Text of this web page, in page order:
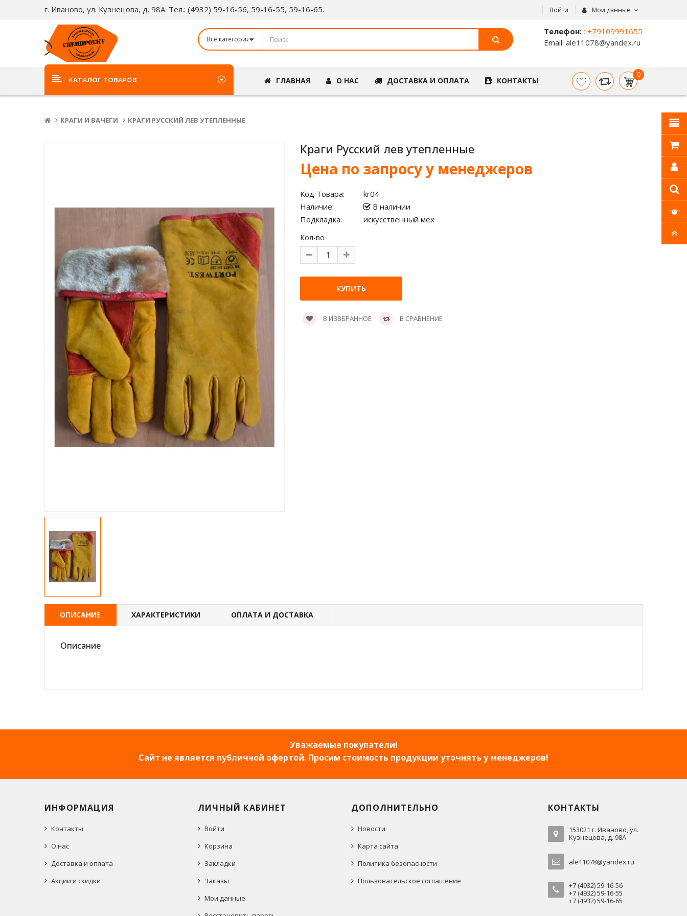
г. Иваново, ул. Кузнецова, д. 98А. Тел.: (4932) 59-16-56, 59-16-55, 59-16-65. Войти Мои данные
Телефон: : +79109991655
Email: ale11078@yandex.ru
КАТАЛОГ ТОВАРОВ ГЛАВНАЯ О НАС ДОСТАВКА И ОПЛАТА КОНТАКТЫ
0
item(s)
- 0
КРАГИ И ВАЧЕГИ КРАГИ РУССКИЙ ЛЕВ УТЕПЛЕННЫЕ
Краги Русский лев утепленные
Цена по запросу у менеджеров
Код Товара:
kr04
Наличие:
В наличии
Подкладка:
искусственный мех
Кол-во
В ИЗВБРАННОЕ В СРАВНЕНИЕ
ОПИСАНИЕ ХАРАКТЕРИСТИКИ ОПЛАТА И ДОСТАВКА
Описание
Уважаемые покупатели!
Сайт не является публичной офертой. Просим стоимость продукции уточнять у менеджеров!
ИНФОРМАЦИЯ
Контакты
О нас
Доставка и оплата
Акции и скидки
ЛИЧНЫЙ КАБИНЕТ
Войти
Корзина
Закладки
Заказы
Мои данные
ДОПОЛНИТЕЛЬНО
Новости
Карта сайта
Политика безопасности
Пользовательское соглашение
КОНТАКТЫ
153021 г. Иваново, ул.
Кузнецова, д. 98А
ale11078@yandex.ru
+7 (4932) 59-16-56
+7 (4932) 59-16-55
+7 (4932) 59-16-65